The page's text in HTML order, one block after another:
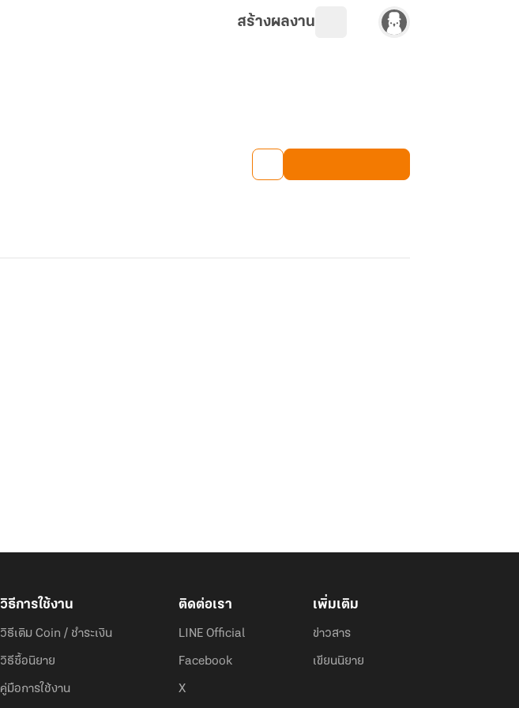
สร้างผลงาน
วิธีการใช้งาน
วิธีเติม Coin / ชำระเงิน
วิธีซื้อนิยาย
คู่มือการใช้งาน
ติดต่อเรา
LINE Official
Facebook
X
เพิ่มเติม
ข่าวสาร
เขียนนิยาย